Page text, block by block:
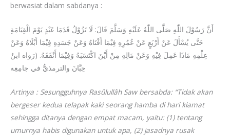
berwasiat dalam sabdanya :
أَنَّ رَسُوْلَ اللّٰهِ صَلَّى اللّٰهُ عَلَيْهِ وَسَلَّمَ قَالَ: لَا تَزُوْلُ قَدَمَا عَبْدٍ يَوْمَ الْقِيَامَةِ
حَتَّى يُسْأَلَ عَنْ أَرْبَعٍ عَنْ عُمُرِهِ فِيْمَا أَفْنَاهُ وَعَنْ جَسَدِهِ فِيْمَا أَبْلَاهُ وَعَنْ
عِلْمِهِ مَاذَا عَمِلَ فِيْهِ وَعَنْ مَالِهِ مِنْ أَيْنَ اكْتَسَبَهُ وَفِيْمَا أَنْفَقَهُ. (رَواه ابنُ
حِبَّانَ والترمذيُّ في جامِعِه
Artinya : Sesungguhnya Rasûlullâh Saw bersabda: “Tidak akan
bergeser kedua telapak kaki seorang hamba di hari kiamat
sehingga ditanya dengan empat macam, yaitu: (1) tentang
umurnya habis digunakan untuk apa, (2) jasadnya rusak